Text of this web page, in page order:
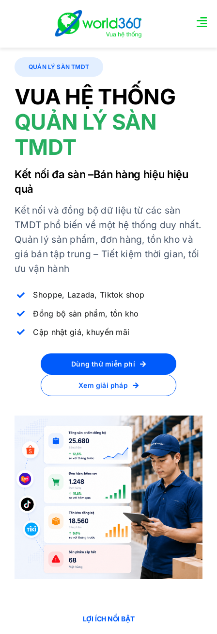
TRANG CHỦ
GIỚI THIỆU TÍNH NĂNG
Các gói quản trị
Tin tức
LIÊN HỆ
QUẢN LÝ SÀN TMDT
VUA HỆ THỐNG
QUẢN LÝ SÀN
TMDT
Kết nối đa sàn –Bán hàng hiệu hiệu
quả
Kết nối và đồng bộ dữ liệu từ các sàn
TMDT phổ biến về một hệ thống duy nhất.
Quản lý sản phẩm, đơn hàng, tồn kho và
giá bán tập trung – Tiết kiệm thời gian, tối
ưu vận hành
Shoppe, Lazada, Tiktok shop
Đồng bộ sản phẩm, tồn kho
Cập nhật giá, khuyến mãi
Dùng thử miễn phí
Xem giải pháp
LỢI ÍCH NỔI BẬT